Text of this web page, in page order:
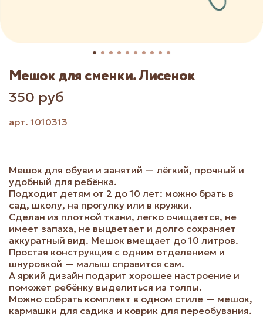
арт.1010313
Мешок для сменки. Лисенок
350 руб
Мешок для обуви и занятий — лёгкий, прочный и
удобный для ребёнка.
Подходит детям от 2 до 10 лет: можно брать в
сад, школу, на прогулку или в кружки.
Сделан из плотной ткани, легко очищается, не
имеет запаха, не выцветает и долго сохраняет
аккуратный вид. Мешок вмещает до 10 литров.
Простая конструкция с одним отделением и
шнуровкой — малыш справится сам.
А яркий дизайн подарит хорошее настроение и
поможет ребёнку выделиться из толпы.
Можно собрать комплект в одном стиле — мешок,
кармашки для садика и коврик для переобувания.